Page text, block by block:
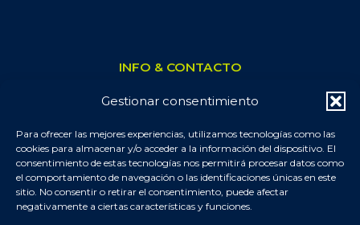
Gestionar consentimiento
Para ofrecer las mejores experiencias, utilizamos tecnologías como las
cookies para almacenar y/o acceder a la información del dispositivo. El
consentimiento de estas tecnologías nos permitirá procesar datos como
el comportamiento de navegación o las identificaciones únicas en este
sitio. No consentir o retirar el consentimiento, puede afectar
negativamente a ciertas características y funciones.
INFO & CONTACTO
📧 Contacta con nosotros
📷 Síguenos en Instagram
📄 Blog y Artículos